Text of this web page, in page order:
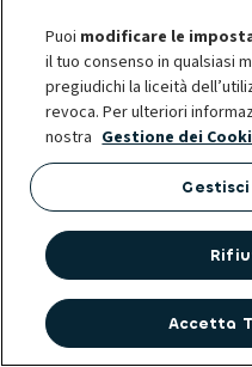
MODELLI AUTO
Volvo XC60:
premium più
privati
Puoi modificare le
il tuo consenso in qualsiasi
pregiudichi la liceità
revoca. Per ulteriori
nostra Gestione dei
Accetta